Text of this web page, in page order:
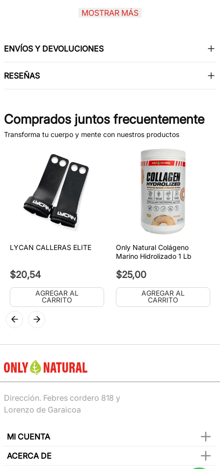
equilibrado. Su presentación en frasco de 500 gramos
permite un uso prolongado y práctico, integrándose
salud digestiva y promover un mayor confort después de
las comidas.
MOSTRAR MÁS
ENVÍOS Y DEVOLUCIONES
RESEÑAS
Comprados juntos frecuentemente
Transforma tu cuerpo y mente con nuestros productos
LYCAN CALLERAS ELITE
$20,54
AGREGAR AL
CARRITO
Only Natural Colágeno
Marino Hidrolizado 1 Lb
$25,00
AGREGAR AL
CARRITO
Dirección. Febres cordero 818 y
Lorenzo de Garaicoa
MI CUENTA
ACERCA DE